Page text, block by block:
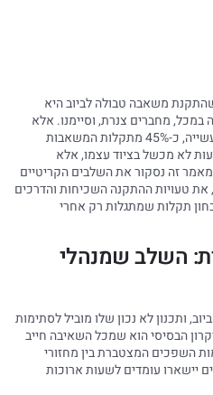
משאבה טבולה לביוב היא
מחברים צנרת, וסיימנו. אלא
שהנחה זו טעות יקרה. לפי נתוני התעשייה, כ-45% מתקלות המשאבות
לא מכשל בציוד עצמו, אלא
זה נסקור את השלבים הקריטיים
טעויות ההתקנה השכיחות והדרכים
תקלות שמתגלות רק אחרי
השלב שמנהלי
ותכנון לא נכון שלו מוביל לסתימות
הבסיסי הוא שמכל השאיבה חייב
השפכים המצטברת בין מחזורי
יישארו עומדים לשעות ארוכות